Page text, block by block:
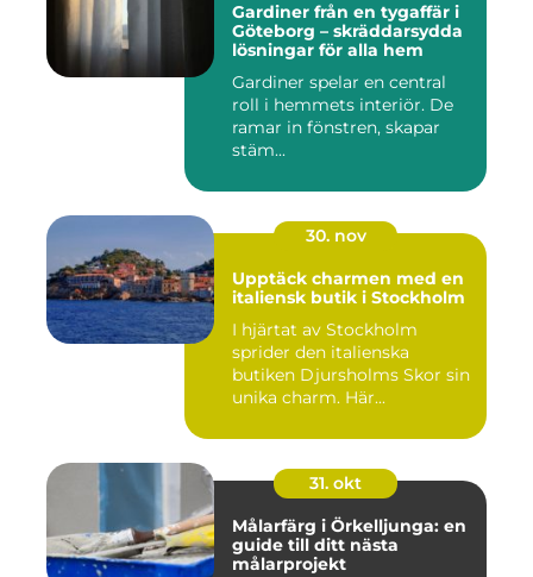
Gardiner från en tygaffär i
Göteborg – skräddarsydda
lösningar för alla hem
Gardiner spelar en central
roll i hemmets interiör. De
ramar in fönstren, skapar
stäm...
30. nov
Upptäck charmen med en
italiensk butik i Stockholm
I hjärtat av Stockholm
sprider den italienska
butiken Djursholms Skor sin
unika charm. Här...
31. okt
Målarfärg i Örkelljunga: en
guide till ditt nästa
målarprojekt